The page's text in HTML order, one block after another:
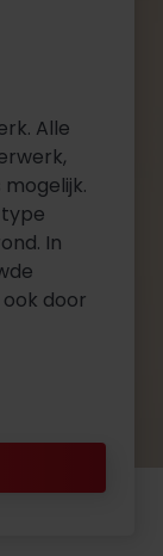
Alle
In
door